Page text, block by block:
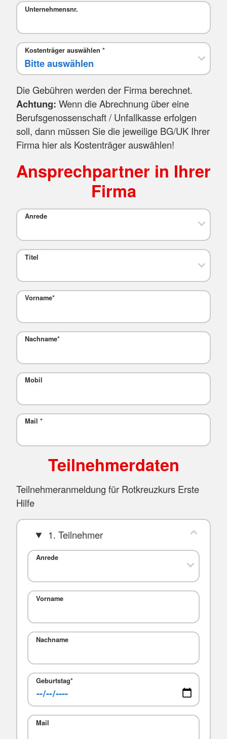
Unternehmensnr.
Kostenträger auswählen *
Die Gebühren werden der Firma berechnet.
Achtung: Wenn die Abrechnung über eine
Berufsgenossenschaft / Unfallkasse erfolgen
soll, dann müssen Sie die jeweilige BG/UK Ihrer
Firma hier als Kostenträger auswählen!
Ansprechpartner in Ihrer
Firma
Anrede
Titel
Vorname*
Nachname*
Mobil
Mail *
Teilnehmerdaten
Teilnehmeranmeldung für Rotkreuzkurs Erste
Hilfe
1. Teilnehmer
Anrede
Vorname
Nachname
Geburtstag*
Mail